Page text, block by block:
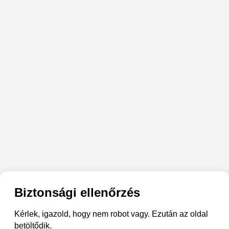
Biztonsági ellenőrzés
Kérlek, igazold, hogy nem robot vagy. Ezután az oldal
betöltődik.